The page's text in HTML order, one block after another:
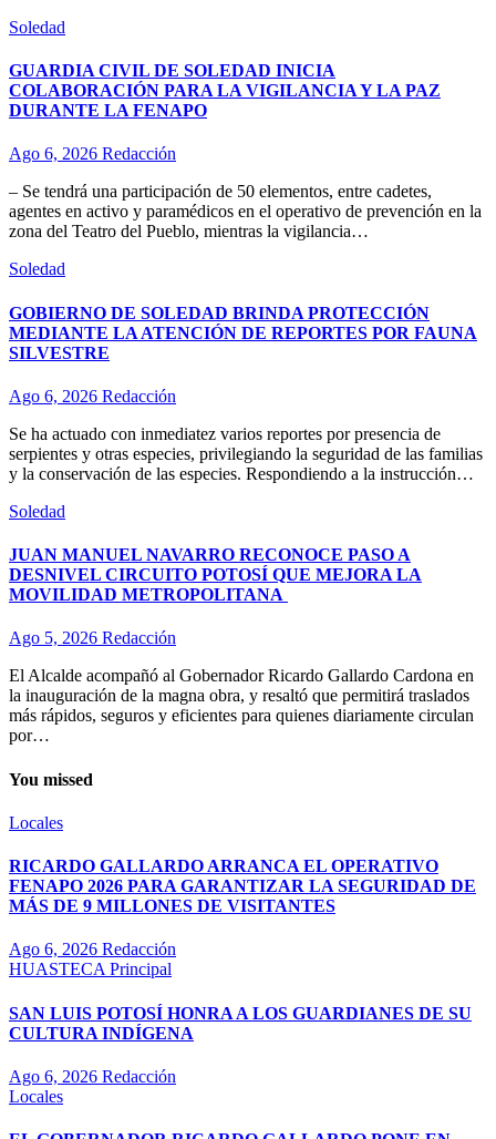
Soledad
GUARDIA CIVIL DE SOLEDAD INICIA
COLABORACIÓN PARA LA VIGILANCIA Y LA PAZ
DURANTE LA FENAPO
Ago 6, 2026 Redacción
– Se tendrá una participación de 50 elementos, entre cadetes,
agentes en activo y paramédicos en el operativo de prevención en la
zona del Teatro del Pueblo, mientras la vigilancia…
Soledad
GOBIERNO DE SOLEDAD BRINDA PROTECCIÓN
MEDIANTE LA ATENCIÓN DE REPORTES POR FAUNA
SILVESTRE
Ago 6, 2026 Redacción
Se ha actuado con inmediatez varios reportes por presencia de
serpientes y otras especies, privilegiando la seguridad de las familias
y la conservación de las especies. Respondiendo a la instrucción…
Soledad
JUAN MANUEL NAVARRO RECONOCE PASO A
DESNIVEL CIRCUITO POTOSÍ QUE MEJORA LA
MOVILIDAD METROPOLITANA
Ago 5, 2026 Redacción
El Alcalde acompañó al Gobernador Ricardo Gallardo Cardona en
la inauguración de la magna obra, y resaltó que permitirá traslados
más rápidos, seguros y eficientes para quienes diariamente circulan
por…
You missed
Locales
RICARDO GALLARDO ARRANCA EL OPERATIVO
FENAPO 2026 PARA GARANTIZAR LA SEGURIDAD DE
MÁS DE 9 MILLONES DE VISITANTES
Ago 6, 2026 Redacción
HUASTECAPrincipal
SAN LUIS POTOSÍ HONRA A LOS GUARDIANES DE SU
CULTURA INDÍGENA
Ago 6, 2026 Redacción
Locales